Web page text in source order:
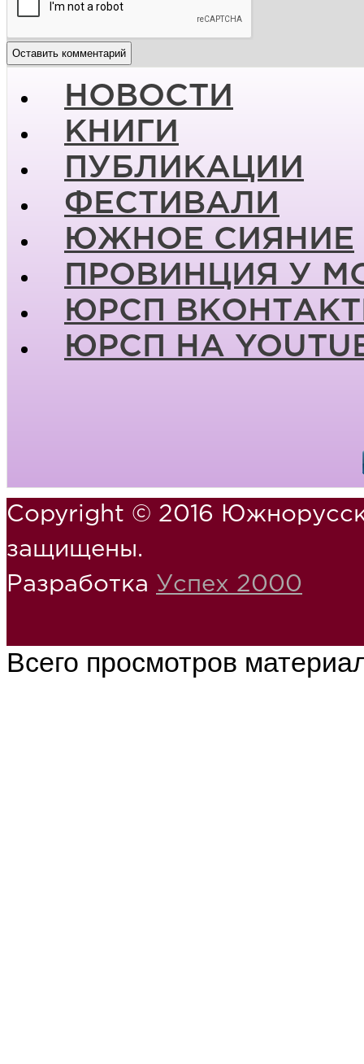
НОВОСТИ
КНИГИ
ПУБЛИКАЦИИ
ФЕСТИВАЛИ
ЮЖНОЕ СИЯНИЕ
ПРОВИНЦИЯ У
ЮРСП
ЮРСП НА
Copyright © 2016
защищены.
Разработка Успех 2000
Всего просмотров